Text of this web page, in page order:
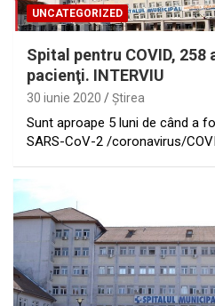
UNCATEGORIZED
Spital pentru COVID,
pacienţi. INTERVIU
30 iunie 2020 Ştirea
Sunt aproape 5 luni de când a
SARS-CoV-2 /coronavirus/